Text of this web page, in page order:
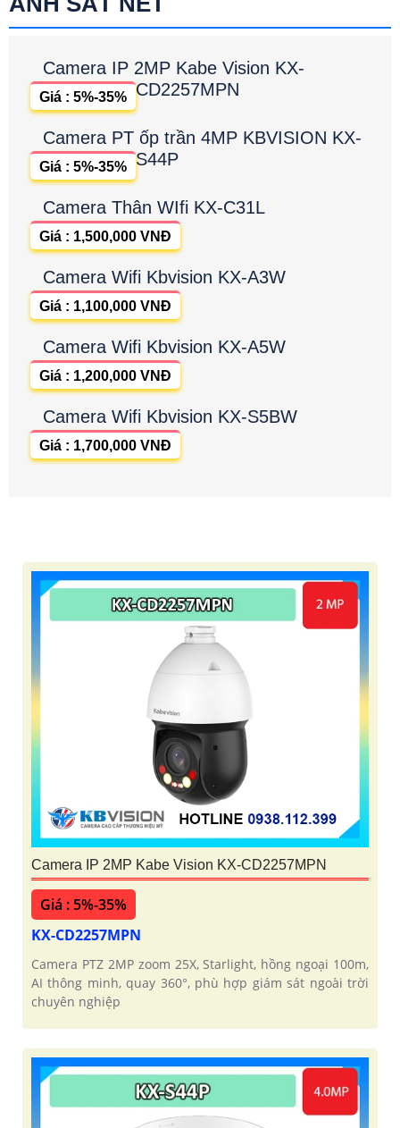
Camera IP 2MP Kabe Vision KX-
CD2257MPN
Giá : 5%-35%
Camera PT ốp trần 4MP KBVISION KX-
S44P
Giá : 5%-35%
Camera Thân WIfi KX-C31L
Giá : 1,500,000 VNĐ
Camera Wifi Kbvision KX-A3W
Giá : 1,100,000 VNĐ
Camera Wifi Kbvision KX-A5W
Giá : 1,200,000 VNĐ
Camera Wifi Kbvision KX-S5BW
Giá : 1,700,000 VNĐ
Camera IP 2MP Kabe Vision KX-CD2257MPN
Giá : 5%-35%
KX-CD2257MPN
Camera PTZ 2MP zoom 25X, Starlight, hồng ngoại 100m,
AI thông minh, quay 360°, phù hợp giám sát ngoài trời
chuyên nghiệp